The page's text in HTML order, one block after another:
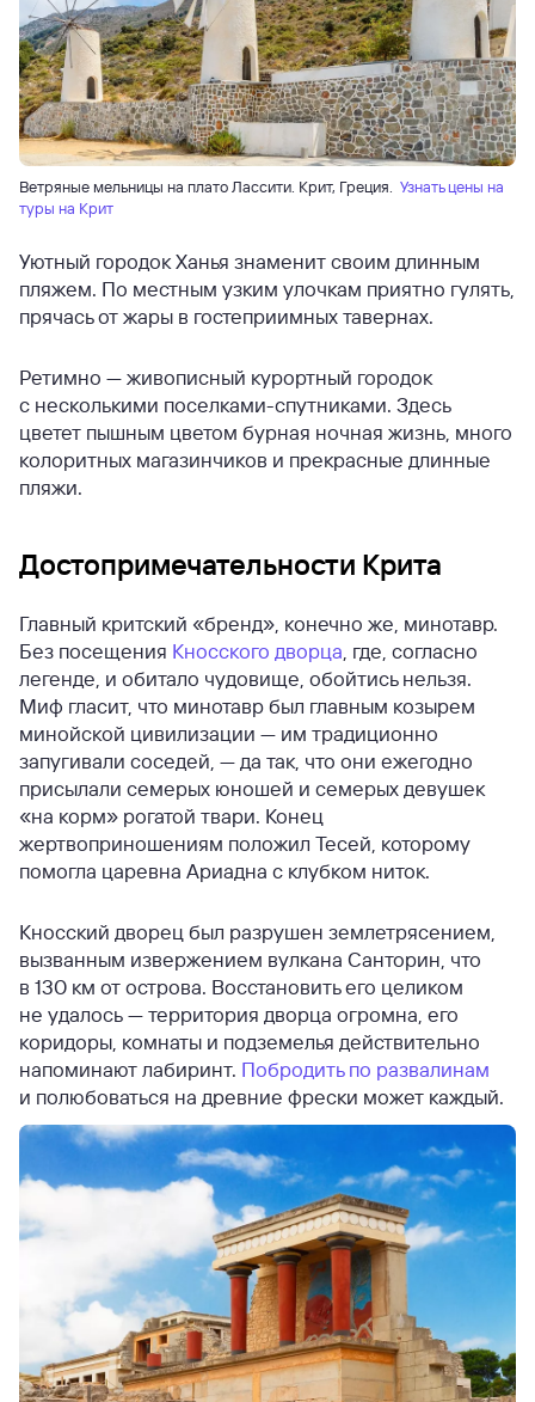
Ветряные мельницы на плато Лассити. Крит, Греция. Узнать цены на
туры на Крит
Уютный городок Ханья знаменит своим длинным
пляжем. По местным узким улочкам приятно гулять,
прячась от жары в гостеприимных тавернах.
Ретимно — живописный курортный городок
с несколькими поселками-спутниками. Здесь
цветет пышным цветом бурная ночная жизнь, много
колоритных магазинчиков и прекрасные длинные
пляжи.
Достопримечательности Крита
Главный критский «бренд», конечно же, минотавр.
Без посещения Кносского дворца , где, согласно
легенде, и обитало чудовище, обойтись нельзя.
Миф гласит, что минотавр был главным козырем
минойской цивилизации — им традиционно
запугивали соседей, — да так, что они ежегодно
присылали семерых юношей и семерых девушек
«на корм» рогатой твари. Конец
жертвоприношениям положил Тесей, которому
помогла царевна Ариадна с клубком ниток.
Кносский дворец был разрушен землетрясением,
вызванным извержением вулкана Санторин, что
в 130 км от острова. Восстановить его целиком
не удалось — территория дворца огромна, его
коридоры, комнаты и подземелья действительно
напоминают лабиринт. Побродить по развалинам
и полюбоваться на древние фрески может каждый.